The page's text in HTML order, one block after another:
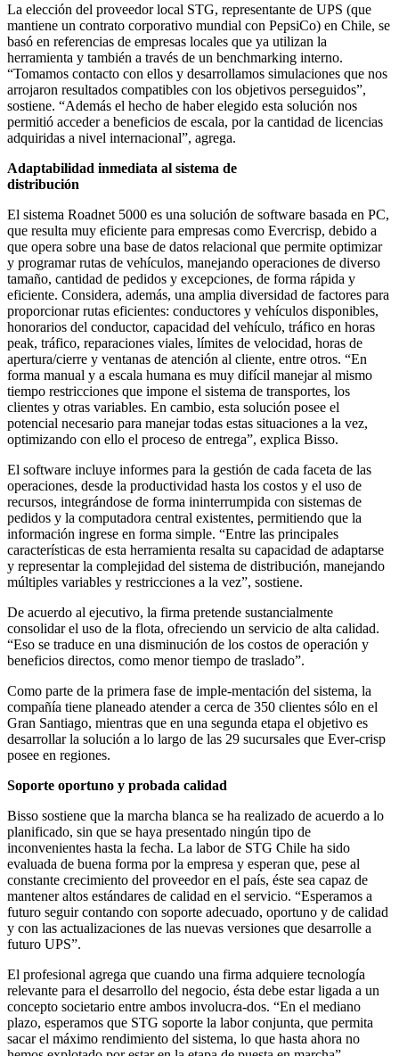
La elección del proveedor local STG, representante de UPS (que
mantiene un contrato corporativo mundial con PepsiCo) en Chile, se
basó en referencias de empresas locales que ya utilizan la
herramienta y también a través de un benchmarking interno.
“Tomamos contacto con ellos y desarrollamos simulaciones que nos
arrojaron resultados compatibles con los objetivos perseguidos”,
sostiene. “Además el hecho de haber elegido esta solución nos
permitió acceder a beneficios de escala, por la cantidad de licencias
adquiridas a nivel internacional”, agrega.
Adaptabilidad inmediata al sistema de
distribución
El sistema Roadnet 5000 es una solución de software basada en PC,
que resulta muy eficiente para empresas como Evercrisp, debido a
que opera sobre una base de datos relacional que permite optimizar
y programar rutas de vehículos, manejando operaciones de diverso
tamaño, cantidad de pedidos y excepciones, de forma rápida y
eficiente. Considera, además, una amplia diversidad de factores para
proporcionar rutas eficientes: conductores y vehículos disponibles,
honorarios del conductor, capacidad del vehículo, tráfico en horas
peak, tráfico, reparaciones viales, límites de velocidad, horas de
apertura/cierre y ventanas de atención al cliente, entre otros. “En
forma manual y a escala humana es muy difícil manejar al mismo
tiempo restricciones que impone el sistema de transportes, los
clientes y otras variables. En cambio, esta solución posee el
potencial necesario para manejar todas estas situaciones a la vez,
optimizando con ello el proceso de entrega”, explica Bisso.
El software incluye informes para la gestión de cada faceta de las
operaciones, desde la productividad hasta los costos y el uso de
recursos, integrándose de forma ininterrumpida con sistemas de
pedidos y la computadora central existentes, permitiendo que la
información ingrese en forma simple. “Entre las principales
características de esta herramienta resalta su capacidad de adaptarse
y representar la complejidad del sistema de distribución, manejando
múltiples variables y restricciones a la vez”, sostiene.
De acuerdo al ejecutivo, la firma pretende sustancialmente
consolidar el uso de la flota, ofreciendo un servicio de alta calidad.
“Eso se traduce en una disminución de los costos de operación y
beneficios directos, como menor tiempo de traslado”.
Como parte de la primera fase de imple-mentación del sistema, la
compañía tiene planeado atender a cerca de 350 clientes sólo en el
Gran Santiago, mientras que en una segunda etapa el objetivo es
desarrollar la solución a lo largo de las 29 sucursales que Ever-crisp
posee en regiones.
Soporte oportuno y probada calidad
Bisso sostiene que la marcha blanca se ha realizado de acuerdo a lo
planificado, sin que se haya presentado ningún tipo de
inconvenientes hasta la fecha. La labor de STG Chile ha sido
evaluada de buena forma por la empresa y esperan que, pese al
constante crecimiento del proveedor en el país, éste sea capaz de
mantener altos estándares de calidad en el servicio. “Esperamos a
futuro seguir contando con soporte adecuado, oportuno y de calidad
y con las actualizaciones de las nuevas versiones que desarrolle a
futuro UPS”.
El profesional agrega que cuando una firma adquiere tecnología
relevante para el desarrollo del negocio, ésta debe estar ligada a un
concepto societario entre ambos involucra-dos. “En el mediano
plazo, esperamos que STG soporte la labor conjunta, que permita
sacar el máximo rendimiento del sistema, lo que hasta ahora no